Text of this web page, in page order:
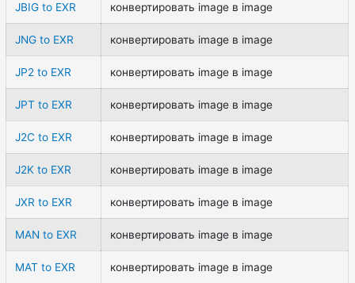
JBIG to EXR конвертировать image в image
JNG to EXR конвертировать image в image
JP2 to EXR конвертировать image в image
JPT to EXR конвертировать image в image
J2C to EXR конвертировать image в image
J2K to EXR конвертировать image в image
JXR to EXR конвертировать image в image
MAN to EXR конвертировать image в image
MAT to EXR конвертировать image в image